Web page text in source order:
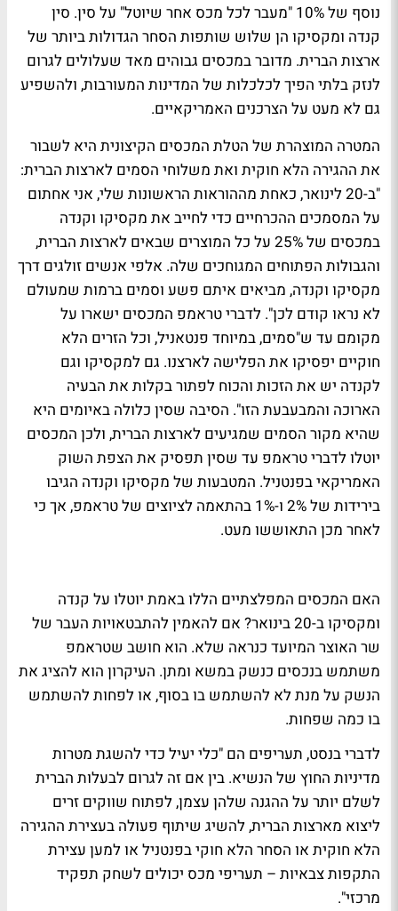
נוסף של 10% "מעבר לכל מכס אחר שיוטל" על סין. סין
קנדה ומקסיקו הן שלוש שותפות הסחר הגדולות ביותר של
ארצות הברית. מדובר במכסים גבוהים מאד שעלולים לגרום
לנזק בלתי הפיך לכלכלות של המדינות המעורבות, ולהשפיע
גם לא מעט על הצרכנים האמריקאיים.
המטרה המוצהרת של הטלת המכסים הקיצונית היא לשבור
את ההגירה הלא חוקית ואת משלוחי הסמים לארצות הברית:
"ב-20 לינואר, כאחת מההוראות הראשונות שלי, אני אחתום
על המסמכים ההכרחיים כדי לחייב את מקסיקו וקנדה
במכסים של 25% על כל המוצרים שבאים לארצות הברית,
והגבולות הפתוחים המגוחכים שלה. אלפי אנשים זולגים דרך
מקסיקו וקנדה, מביאים איתם פשע וסמים ברמות שמעולם
לא נראו קודם לכן". לדברי טראמפ המכסים ישארו על
מקומם עד ש"סמים, במיוחד פנטאניל, וכל הזרים הלא
חוקיים יפסיקו את הפלישה לארצנו. גם למקסיקו וגם
לקנדה יש את הזכות והכוח לפתור בקלות את הבעיה
הארוכה והמבעבעת הזו". הסיבה שסין כלולה באיומים היא
שהיא מקור הסמים שמגיעים לארצות הברית, ולכן המכסים
יוטלו לדברי טראמפ עד שסין תפסיק את הצפת השוק
האמריקאי בפנטניל. המטבעות של מקסיקו וקנדה הגיבו
בירידות של 2% ו-1% בהתאמה לציוצים של טראמפ, אך כי
לאחר מכן התאוששו מעט.
האם המכסים המפלצתיים הללו באמת יוטלו על קנדה
ומקסיקו ב-20 בינואר? אם להאמין להתבטאויות העבר של
שר האוצר המיועד כנראה שלא. הוא חושב שטראמפ
משתמש בנכסים כנשק במשא ומתן. העיקרון הוא להציג את
הנשק על מנת לא להשתמש בו בסוף, או לפחות להשתמש
בו כמה שפחות.
לדברי בנסט, תעריפים הם "כלי יעיל כדי להשגת מטרות
מדיניות החוץ של הנשיא. בין אם זה לגרום לבעלות הברית
לשלם יותר על ההגנה שלהן עצמן, לפתוח שווקים זרים
ליצוא מארצות הברית, להשיג שיתוף פעולה בעצירת ההגירה
הלא חוקית או הסחר הלא חוקי בפנטניל או למען עצירת
התקפות צבאיות – תעריפי מכס יכולים לשחק תפקיד
מרכזי".